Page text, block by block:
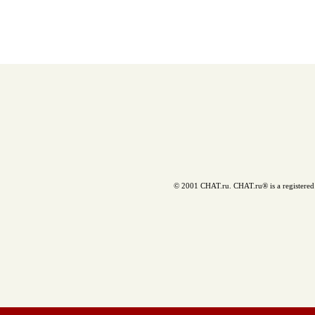
© 2001 CHAT.ru. CHAT.ru® is a